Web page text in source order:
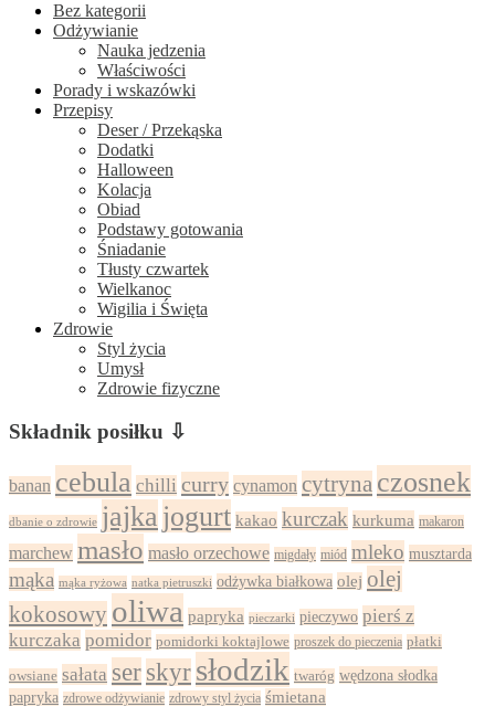
Bez kategorii
Odżywianie
Nauka jedzenia
Właściwości
Porady i wskazówki
Przepisy
Deser / Przekąska
Dodatki
Halloween
Kolacja
Obiad
Podstawy gotowania
Śniadanie
Tłusty czwartek
Wielkanoc
Wigilia i Święta
Zdrowie
Styl życia
Umysł
Zdrowie fizyczne
Składnik posiłku ⇩
banan cebula chilli curry cynamon cytryna czosnek
dbanie o zdrowie jajka jogurt kakao kurczak kurkuma makaron
marchew masło masło orzechowe migdały miód mleko musztarda
mąka mąka ryżowa natka pietruszki odżywka białkowa olej olej
kokosowy oliwa papryka pieczarki pieczywo pierś z
kurczaka pomidor pomidorki koktajlowe proszek do pieczenia płatki
owsiane sałata ser skyr słodzik twaróg wędzona słodka
papryka zdrowe odżywianie zdrowy styl życia śmietana